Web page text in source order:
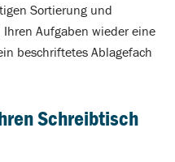
Sortierung und
Aufgaben wieder eine
beschriftetes Ablagefach
Schreibtisch